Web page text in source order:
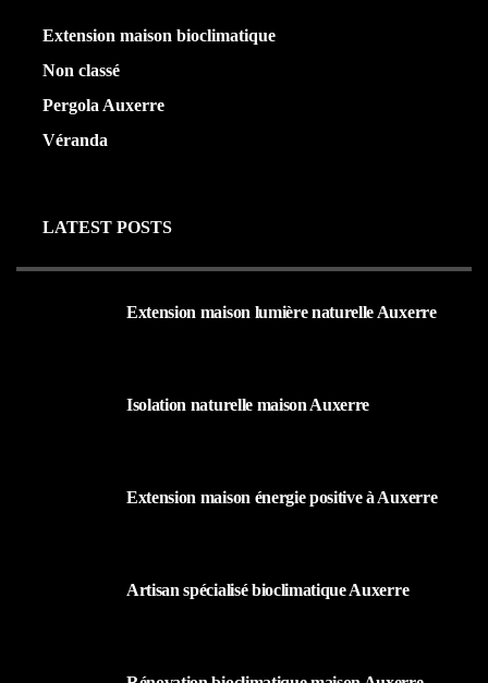
Extension maison bioclimatique
Non classé
Pergola Auxerre
Véranda
LATEST POSTS
Extension maison lumière naturelle Auxerre
Isolation naturelle maison Auxerre
Extension maison énergie positive à Auxerre
Artisan spécialisé bioclimatique Auxerre